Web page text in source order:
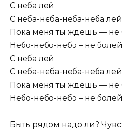
С неба лей
С неба-неба-неба-неба
Пока меня ты ждешь — не
Небо-небо-небо – не
С неба лей
С неба-неба-неба-неба
Пока меня ты ждешь — не
Небо-небо-небо – не болей
Быть рядом надо ли?